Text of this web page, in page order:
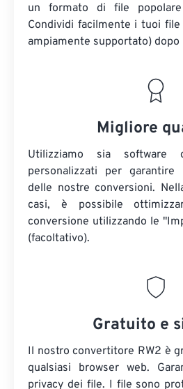
un formato di file
Condividi facilmente i tuoi
ampiamente supportato) dopo
Migliore
Utilizziamo sia software
personalizzati per garantire
delle nostre conversioni.
casi, è possibile
conversione utilizzando le
(facoltativo).
Gratuito e
Il nostro convertitore RW2 è
qualsiasi browser web.
privacy dei file. I file sono